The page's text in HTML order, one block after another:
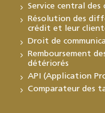
Service central des
Résolution des
crédit et leur
Droit de
Remboursement
détériorés
API (Application
Comparateur des